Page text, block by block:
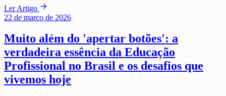
Ler Artigo arrow_forward
22 de março de 2026
Muito além do 'apertar botões': a
verdadeira essência da Educação
Profissional no Brasil e os desafios que
vivemos hoje